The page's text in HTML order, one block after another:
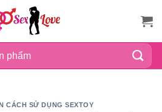
CÁCH SỬ DỤNG SEXTOY